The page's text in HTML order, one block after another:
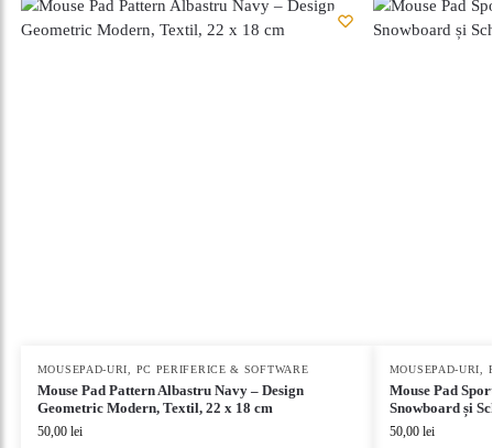
MOUSEPAD-URI PC PERIFERICE & SOFTWARE
Mouse Pad Pattern Albastru Navy – Design
Geometric Modern, Textil, 22 x 18 cm
50,00 lei
MOUSEPAD-URI
Mouse Pad
Snowboard și
50,00 lei